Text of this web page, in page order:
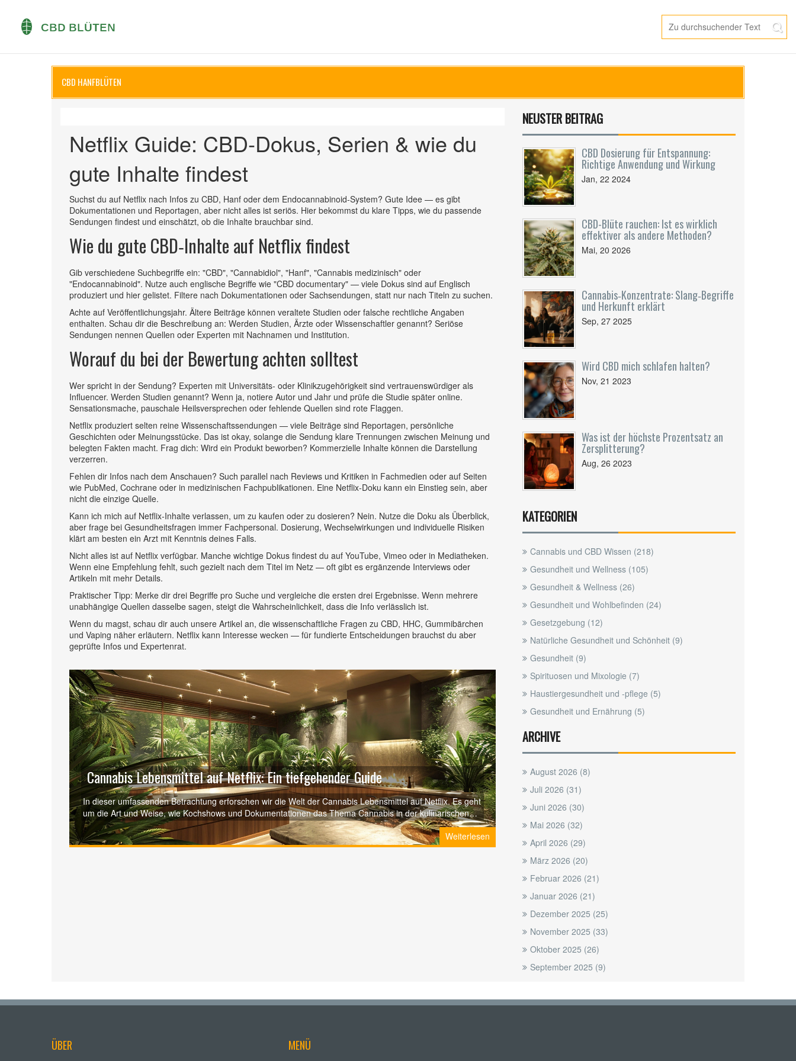
CBD HANFBLÜTEN
Netflix Guide: CBD‑Dokus, Serien & wie du
gute Inhalte findest
Suchst du auf Netflix nach Infos zu CBD, Hanf oder dem Endocannabinoid‑System? Gute Idee — es gibt
Dokumentationen und Reportagen, aber nicht alles ist seriös. Hier bekommst du klare Tipps, wie du passende
Sendungen findest und einschätzt, ob die Inhalte brauchbar sind.
Wie du gute CBD‑Inhalte auf Netflix findest
Gib verschiedene Suchbegriffe ein: "CBD", "Cannabidiol", "Hanf", "Cannabis medizinisch" oder
"Endocannabinoid". Nutze auch englische Begriffe wie "CBD documentary" — viele Dokus sind auf Englisch
produziert und hier gelistet. Filtere nach Dokumentationen oder Sachsendungen, statt nur nach Titeln zu suchen.
Achte auf Veröffentlichungsjahr. Ältere Beiträge können veraltete Studien oder falsche rechtliche Angaben
enthalten. Schau dir die Beschreibung an: Werden Studien, Ärzte oder Wissenschaftler genannt? Seriöse
Sendungen nennen Quellen oder Experten mit Nachnamen und Institution.
Worauf du bei der Bewertung achten solltest
Wer spricht in der Sendung? Experten mit Universitäts‑ oder Klinikzugehörigkeit sind vertrauenswürdiger als
Influencer. Werden Studien genannt? Wenn ja, notiere Autor und Jahr und prüfe die Studie später online.
Sensationsmache, pauschale Heilsversprechen oder fehlende Quellen sind rote Flaggen.
Netflix produziert selten reine Wissenschaftssendungen — viele Beiträge sind Reportagen, persönliche
Geschichten oder Meinungsstücke. Das ist okay, solange die Sendung klare Trennungen zwischen Meinung und
belegten Fakten macht. Frag dich: Wird ein Produkt beworben? Kommerzielle Inhalte können die Darstellung
verzerren.
Fehlen dir Infos nach dem Anschauen? Such parallel nach Reviews und Kritiken in Fachmedien oder auf Seiten
wie PubMed, Cochrane oder in medizinischen Fachpublikationen. Eine Netflix‑Doku kann ein Einstieg sein, aber
nicht die einzige Quelle.
Kann ich mich auf Netflix‑Inhalte verlassen, um zu kaufen oder zu dosieren? Nein. Nutze die Doku als Überblick,
aber frage bei Gesundheitsfragen immer Fachpersonal. Dosierung, Wechselwirkungen und individuelle Risiken
klärt am besten ein Arzt mit Kenntnis deines Falls.
Nicht alles ist auf Netflix verfügbar. Manche wichtige Dokus findest du auf YouTube, Vimeo oder in Mediatheken.
Wenn eine Empfehlung fehlt, such gezielt nach dem Titel im Netz — oft gibt es ergänzende Interviews oder
Artikeln mit mehr Details.
Praktischer Tipp: Merke dir drei Begriffe pro Suche und vergleiche die ersten drei Ergebnisse. Wenn mehrere
unabhängige Quellen dasselbe sagen, steigt die Wahrscheinlichkeit, dass die Info verlässlich ist.
Wenn du magst, schau dir auch unsere Artikel an, die wissenschaftliche Fragen zu CBD, HHC, Gummibärchen
und Vaping näher erläutern. Netflix kann Interesse wecken — für fundierte Entscheidungen brauchst du aber
geprüfte Infos und Expertenrat.
Cannabis Lebensmittel auf Netflix: Ein tiefgehender Guide
In dieser umfassenden Betrachtung erforschen wir die Welt der Cannabis Lebensmittel auf Netflix. Es geht
um die Art und Weise, wie Kochshows und Dokumentationen das Thema Cannabis in der kulinarischen
Welt behandeln, interessante Rezepte und Tipps für Cannabis Esswaren und die kulturellen Einflüsse, die
diese Entwicklung begleiten. Entdecken Sie, wie Netflix diesem einzigartigen Genre neuen Schwung
verliehen hat und was Zuschauer erwarten können.
Weiterlesen
NEUSTER BEITRAG
CBD Dosierung für Entspannung:
Richtige Anwendung und Wirkung
Jan, 22 2024
CBD-Blüte rauchen: Ist es wirklich
effektiver als andere Methoden?
Mai, 20 2026
Cannabis‑Konzentrate: Slang‑Begriffe
und Herkunft erklärt
Sep, 27 2025
Wird CBD mich schlafen halten?
Nov, 21 2023
Was ist der höchste Prozentsatz an
Zersplitterung?
Aug, 26 2023
KATEGORIEN
Cannabis und CBD Wissen (218)
Gesundheit und Wellness (105)
Gesundheit & Wellness (26)
Gesundheit und Wohlbefinden (24)
Gesetzgebung (12)
Natürliche Gesundheit und Schönheit (9)
Gesundheit (9)
Spirituosen und Mixologie (7)
Haustiergesundheit und -pflege (5)
Gesundheit und Ernährung (5)
ARCHIVE
August 2026 (8)
Juli 2026 (31)
Juni 2026 (30)
Mai 2026 (32)
April 2026 (29)
März 2026 (20)
Februar 2026 (21)
Januar 2026 (21)
Dezember 2025 (25)
November 2025 (33)
Oktober 2025 (26)
September 2025 (9)
ÜBER MENÜ